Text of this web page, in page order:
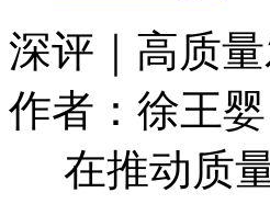
深评｜高质
作者：徐王婴
在推动质量